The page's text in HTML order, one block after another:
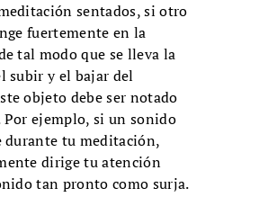
sentados, si otro
fuertemente en la
tal modo que se lleva la
subir y el bajar del
objeto debe ser notado
Por ejemplo, si un sonido
durante tu meditación,
dirige tu atención
tan pronto como surja.